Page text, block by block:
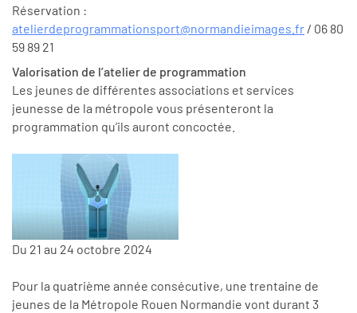
Réservation :
atelierdeprogrammationsport@normandieimages.fr / 06 80
59 89 21
Valorisation de l’atelier de programmation
Les jeunes de différentes associations et services
jeunesse de la métropole vous présenteront la
programmation qu’ils auront concoctée.
Du 21 au 24 octobre 2024
Pour la quatrième année consécutive, une trentaine de
jeunes de la Métropole Rouen Normandie vont durant 3